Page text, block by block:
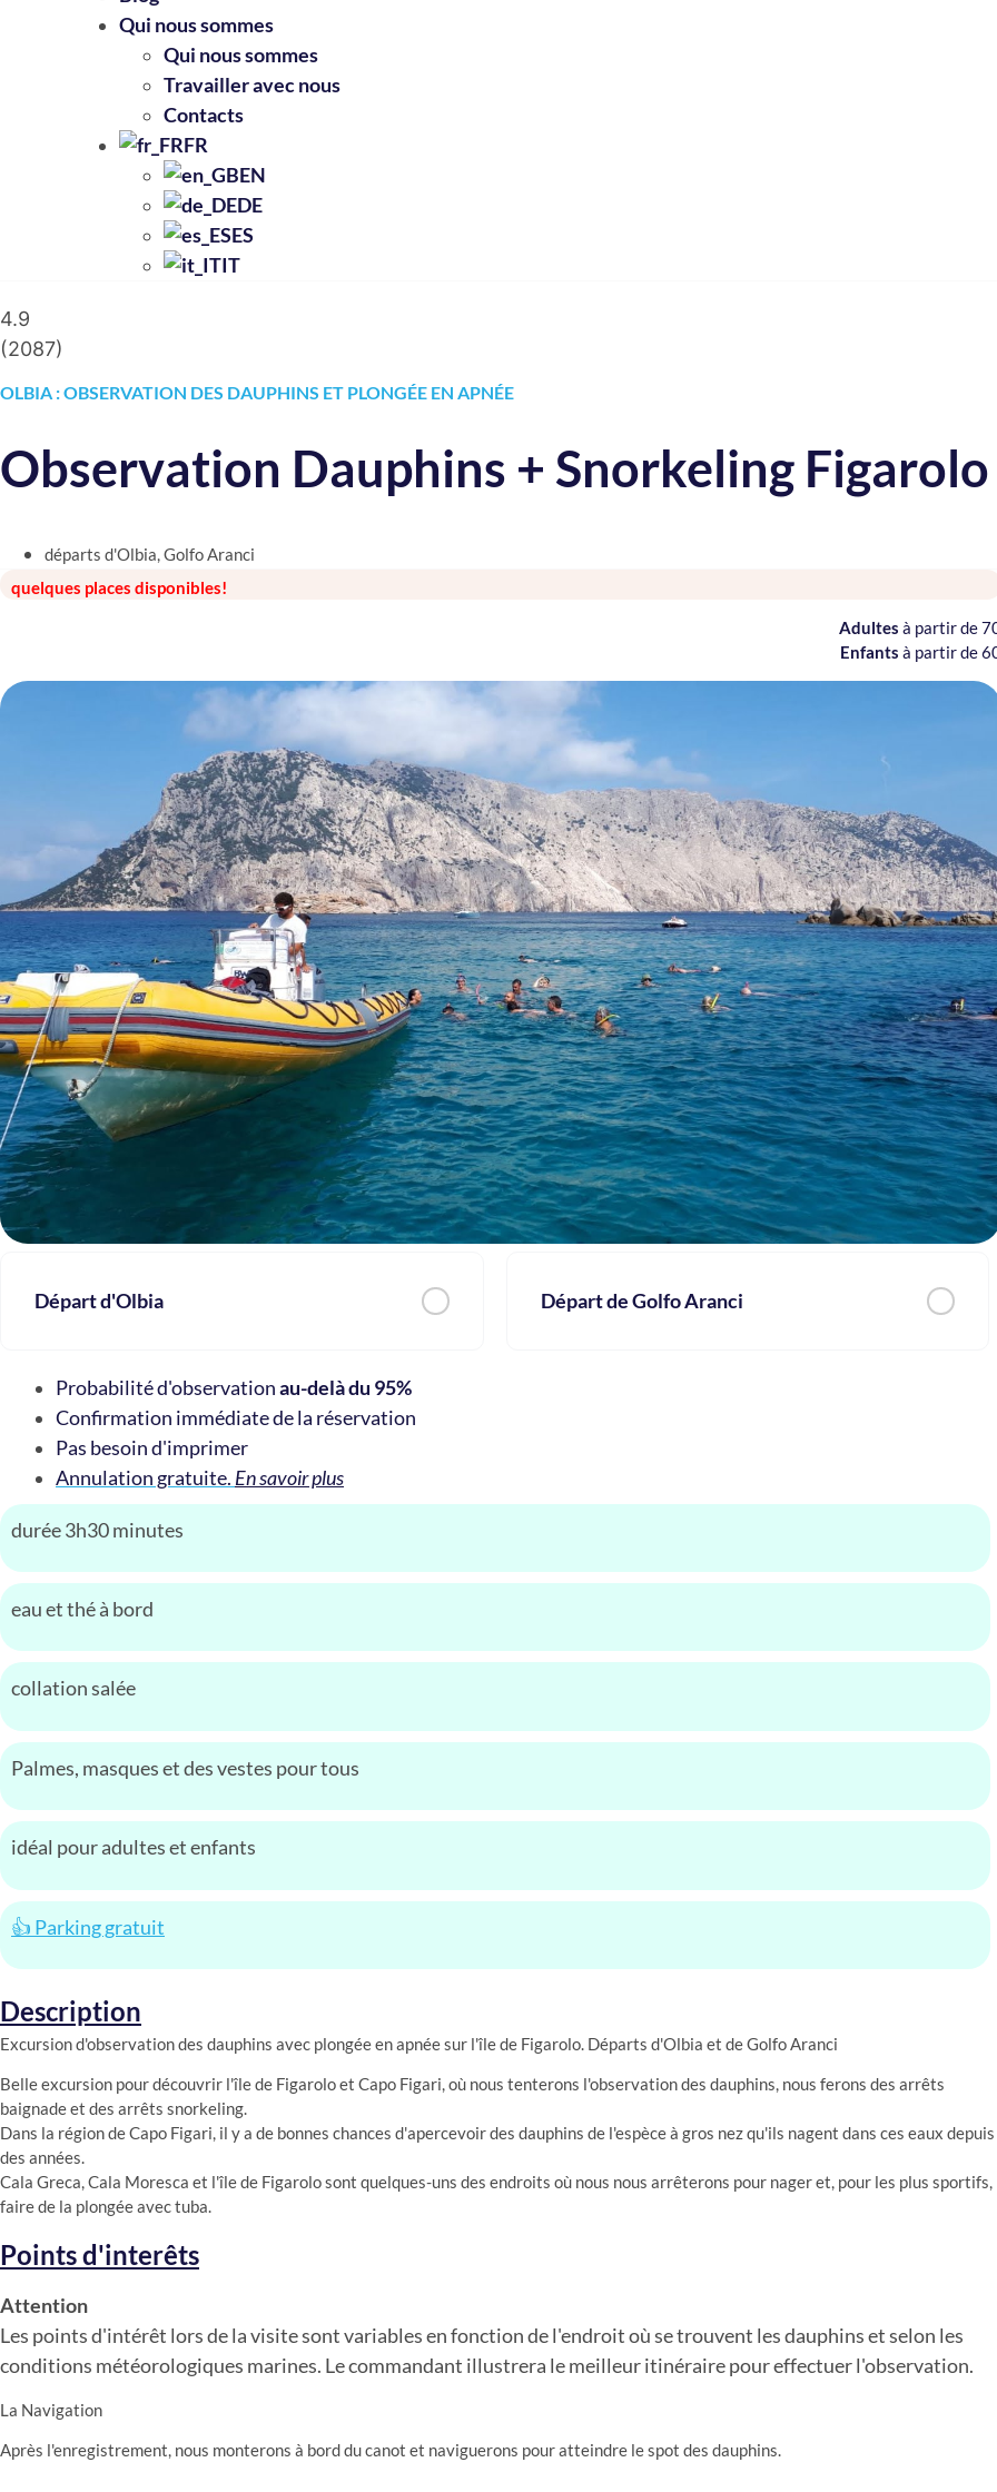
Qui nous sommes
Qui nous sommes
Travailler avec nous
Contacts
FR
EN
DE
ES
IT
4.9
(2087)
OLBIA : OBSERVATION DES DAUPHINS ET PLONGÉE EN APNÉE
Observation Dauphins + Snorkeling Figarolo
départs d'Olbia, Golfo Aranci
quelques places disponibles!
Adultes à partir de
Enfants à partir de
Départ d'Olbia Départ de Golfo Aranci
Probabilité d'observationau-delà du 95%
Confirmation immédiate de la réservation
Pas besoin d'imprimer
Annulation gratuite. En savoir plus
durée 3h30 minutes
eau et thé à bord
collation salée
Palmes, masques et des vestes pour tous
idéal pour adultes et enfants
👍 Parking gratuit
Description
Excursion d'observation des dauphins avec plongée en apnée sur l'île de Figarolo. Départs d'Olbia et de Golfo Aranci
Belle excursion pour découvrir l'île de Figarolo et Capo Figari, où nous tenterons l'observation des dauphins, nous ferons des arrêts
baignade et des arrêts snorkeling.
Dans la région de Capo Figari, il y a de bonnes chances d'apercevoir des dauphins de l'espèce à gros nez qu'ils nagent dans ces eaux depuis
des années.
Cala Greca, Cala Moresca et l'île de Figarolo sont quelques-uns des endroits où nous nous arrêterons pour nager et, pour les plus sportifs,
faire de la plongée avec tuba.
Points d'interêts
Attention
Les points d'intérêt lors de la visite sont variables en fonction de l'endroit où se trouvent les dauphins et selon les
conditions météorologiques marines. Le commandant illustrera le meilleur itinéraire pour effectuer l'observation.
La Navigation
Après l'enregistrement, nous monterons à bord du canot et naviguerons pour atteindre le spot des dauphins.